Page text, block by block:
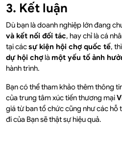
3. Kết luận
Dù bạn là doanh nghiệp lớn đang
và kết nối đối tác, hay chỉ là cá
tại cácsự kiện hội chợ quốc tế,
dự hội chợ là một yếu tố ảnh
hành trình.
Bạn có thể tham khảo thêm thông
của trung tâm xúc tiến thương mại
giá từ ban tổ chức cũng như các hỗ
đi của Bạn sẽ thật sự hiệu quả.